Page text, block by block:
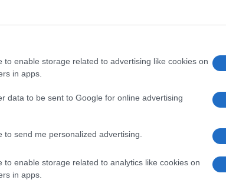
to enable storage related to advertising like cookies on
in apps.
data to be sent to Google for online advertising
to send me personalized advertising.
to enable storage related to analytics like cookies on
in apps.